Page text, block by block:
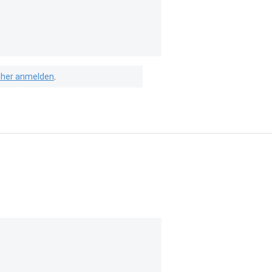
anmelden